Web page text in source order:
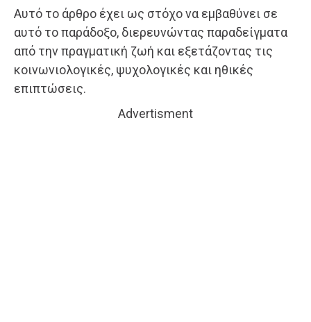
Αυτό το άρθρο έχει ως στόχο να εμβαθύνει σε
αυτό το παράδοξο, διερευνώντας παραδείγματα
από την πραγματική ζωή και εξετάζοντας τις
κοινωνιολογικές, ψυχολογικές και ηθικές
επιπτώσεις.
Advertisment